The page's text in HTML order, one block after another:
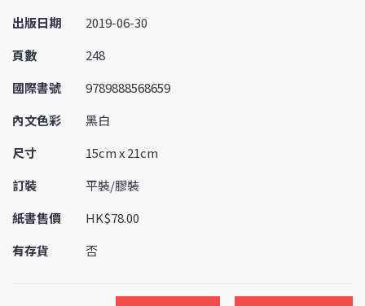
出版日期
2019-06-30
頁數
248
國際書號
9789888568659
內文色彩
黑白
尺寸
15cm x 21cm
訂裝
平裝/膠裝
紙書售價
HK$78.00
有存貨
否